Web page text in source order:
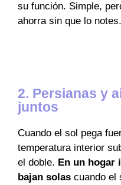
su función. Simple,
ahorra sin que lo notes.
2. Persianas y
juntos
Cuando el sol pega
temperatura interior
el doble. En un hogar
bajan solas cuando el